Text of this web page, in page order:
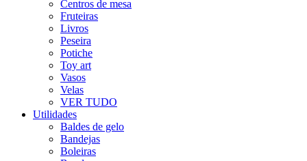
Centros de mesa
Fruteiras
Livros
Peseira
Potiche
Toy art
Vasos
Velas
VER TUDO
Utilidades
Baldes de gelo
Bandejas
Boleiras